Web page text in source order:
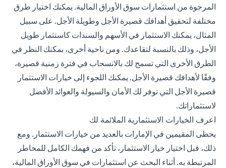
المرجوة من استثمارات سوق الأوراق المالية. يمكنك اختيار طرق
مختلفة لتحقيق أهدافك قصيرة الأجل وطويلة الأجل. على سبيل
المثال، يمكنك الاستثمار في الأسهم والسندات كاستثمار طويل
الأجل، وذلك بالنسبة لتقاعدك. ومن ناحية أخرى، بمكنك النظر في
الطرق الأخرى التي تسمح لك بالانسحاب في فترة زمنية قصيرة،
وفقًا لأهدافك قصيرة الأجل. يمكنك اللجوء إلى خيارات الاستثمار
قصيرة الأجل التي توفر لك الأمان والسيولة والعوائد الأفضل
لاستثماراتك.
اعرف الخيارات الاستثمارية الملائمة لك
يحظى المقيمين في الإمارات بالعديد من خيارات الاستثمار. ومع
ذلك، قبل اختيار خيار الاستثمار ، تأكد من فهمك الكامل للمخاطر
المرتبطة به. أثناء البحث عن استثمارات في سوق الأوراق المالية،